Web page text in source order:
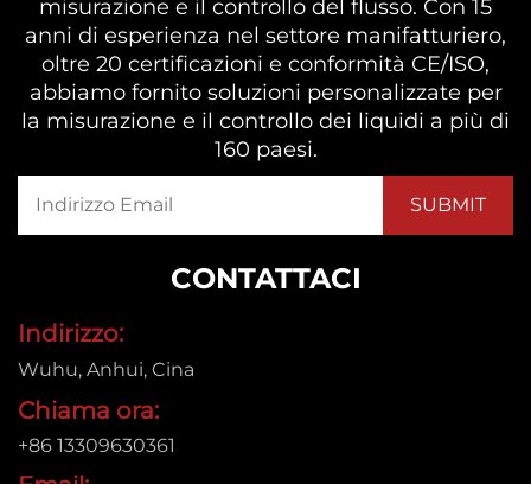
misurazione e il controllo del flusso. Con 15
anni di esperienza nel settore manifatturiero,
oltre 20 certificazioni e conformità CE/ISO,
abbiamo fornito soluzioni personalizzate per
la misurazione e il controllo dei liquidi a più di
160 paesi.
CONTATTACI
Indirizzo:
Wuhu, Anhui, Cina
Chiama ora:
+86 13309630361